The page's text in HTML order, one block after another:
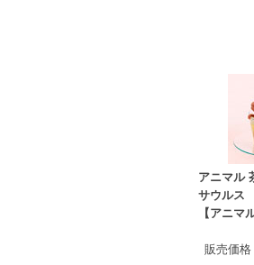
アニマル
サウルス
【アニマ
販売価格